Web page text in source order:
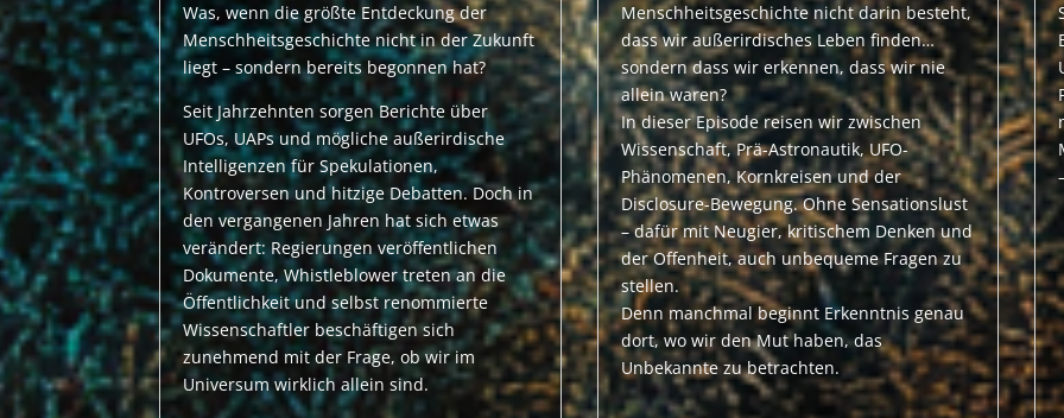
Was, wenn die größte Entdeckung der
Menschheitsgeschichte nicht in der Zukunft
liegt – sondern bereits begonnen hat?
Seit Jahrzehnten sorgen Berichte über
UFOs, UAPs und mögliche außerirdische
Intelligenzen für Spekulationen,
Kontroversen und hitzige Debatten. Doch in
den vergangenen Jahren hat sich etwas
verändert: Regierungen veröffentlichen
Dokumente, Whistleblower treten an die
Öffentlichkeit und selbst renommierte
Wissenschaftler beschäftigen sich
zunehmend mit der Frage, ob wir im
Universum wirklich allein sind.
Menschheitsgeschichte nicht darin besteht,
dass wir außerirdisches Leben finden…
sondern dass wir erkennen, dass wir nie
allein waren?
In dieser Episode reisen wir zwischen
Wissenschaft, Prä-Astronautik, UFO-
Phänomenen, Kornkreisen und der
Disclosure-Bewegung. Ohne Sensationslust
– dafür mit Neugier, kritischem Denken und
der Offenheit, auch unbequeme Fragen zu
stellen.
Denn manchmal beginnt Erkenntnis genau
dort, wo wir den Mut haben, das
Unbekannte zu betrachten.